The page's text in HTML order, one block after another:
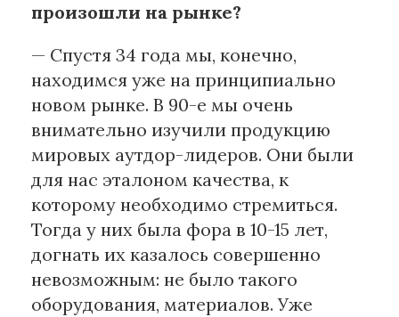
произошли на рынке?
— Спустя 34 года мы, конечно,
находимся уже на принципиально
новом рынке. В 90-е мы очень
внимательно изучили продукцию
мировых аутдор-лидеров. Они были
для нас эталоном качества, к
которому необходимо стремиться.
Тогда у них была фора в 10-15 лет,
догнать их казалось совершенно
невозможным: не было такого
оборудования, материалов. Уже